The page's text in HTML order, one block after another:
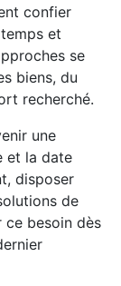
confier
et
se
biens, du
recherché.
une
et la date
disposer
de
ce besoin dès